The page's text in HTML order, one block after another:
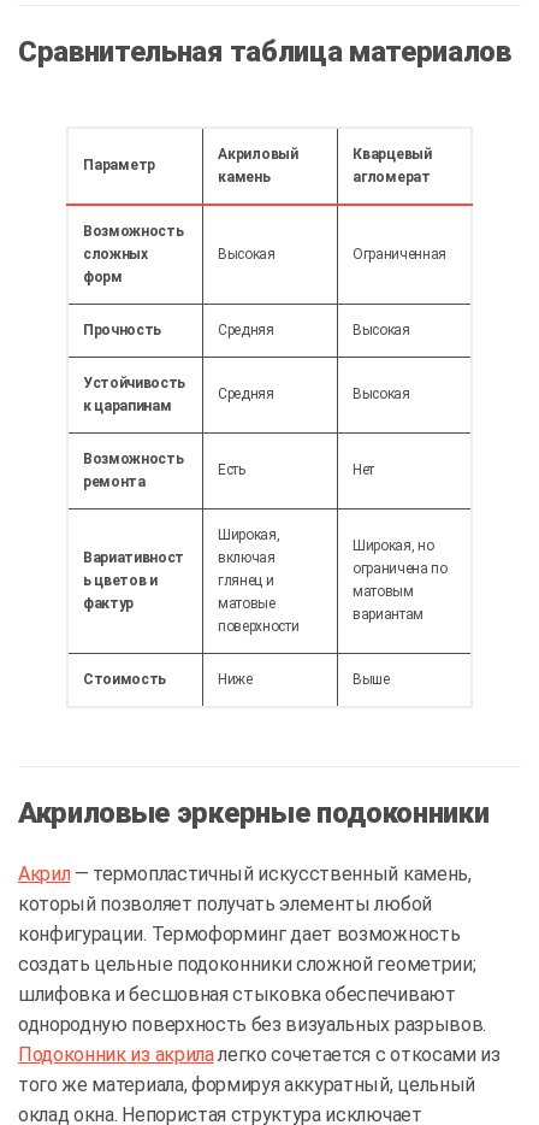
Сравнительная таблица материалов
Параметр
Акриловый
камень
Кварцевый
агломерат
Возможность
сложных
форм
Высокая Ограниченная
Прочность Средняя Высокая
Устойчивость
к царапинам
Средняя Высокая
Возможность
ремонта
Есть Нет
Вариативност
ь цветов и
фактур
Широкая,
включая
глянец и
матовые
поверхности
Широкая, но
ограничена по
матовым
вариантам
Стоимость Ниже Выше
Акриловые эркерные подоконники
Акрил— термопластичный искусственный камень,
который позволяет получать элементы любой
конфигурации. Термоформинг дает возможность
создать цельные подоконники сложной геометрии;
шлифовка и бесшовная стыковка обеспечивают
однородную поверхность без визуальных разрывов.
Подоконник из акрилалегко сочетается с откосами из
того же материала, формируя аккуратный, цельный
оклад окна. Непористая структура исключает